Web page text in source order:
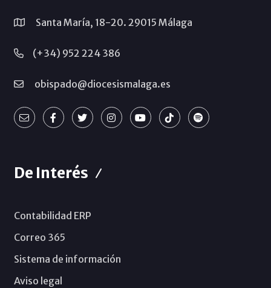
Santa María, 18-20. 29015 Málaga
(+34) 952 224 386
obispado@diocesismalaga.es
De Interés
Contabilidad ERP
Correo 365
Sistema de información
Aviso legal